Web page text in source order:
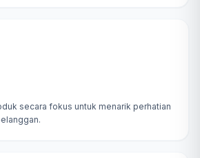
secara fokus untuk menarik perhatian